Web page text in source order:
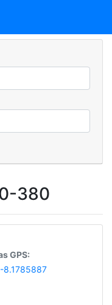
380
GPS:
8.1785887